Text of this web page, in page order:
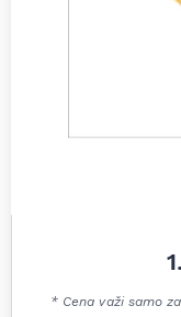
* Cena važi samo